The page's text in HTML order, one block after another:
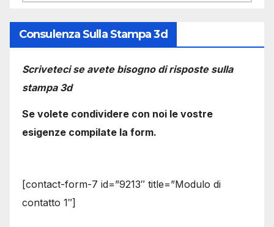
Consulenza Sulla Stampa 3d
Scriveteci se avete bisogno di risposte sulla
stampa 3d
Se volete condividere con noi le vostre
esigenze compilate la form.
[contact-form-7 id=”9213″ title=”Modulo di
contatto 1″]